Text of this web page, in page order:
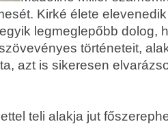
Kirké élete
legmeglepőbb dolog,
történeteit,
azt is sikeresen
teli alakja jut